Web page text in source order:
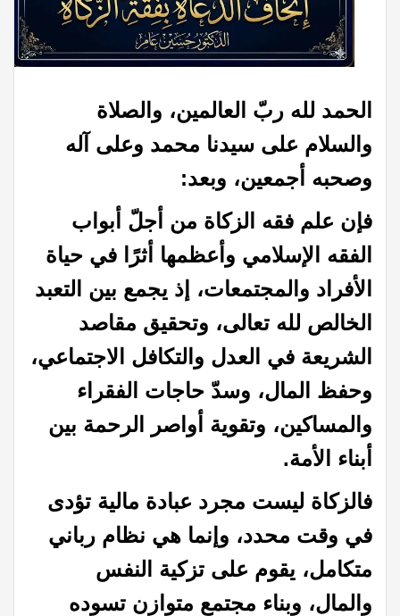
الحمد لله ربّ العالمين، والصلاة
والسلام على سيدنا محمد وعلى آله
وصحبه أجمعين، وبعد:
فإن علم فقه الزكاة من أجلّ أبواب
الفقه الإسلامي وأعظمها أثرًا في حياة
الأفراد والمجتمعات، إذ يجمع بين التعبد
الخالص لله تعالى، وتحقيق مقاصد
الشريعة في العدل والتكافل الاجتماعي،
وحفظ المال، وسدّ حاجات الفقراء
والمساكين، وتقوية أواصر الرحمة بين
أبناء الأمة.
فالزكاة ليست مجرد عبادة مالية تؤدى
في وقت محدد، وإنما هي نظام رباني
متكامل، يقوم على تزكية النفس
والمال، وبناء مجتمع متوازن تسوده